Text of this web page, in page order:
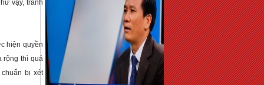
vậy, tranh
hiện quyền
rộng thì quá
bị xét